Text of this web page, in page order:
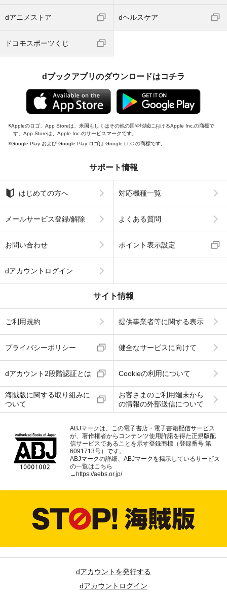
dアニメストア dヘルスケア
ドコモスポーツくじ
dブックアプリのダウンロードはコチラ
Appleのロゴ、App Storeは、米国もしくはその他の国や地域におけるApple Inc.の商標で
す。App Storeは、Apple Inc.のサービスマークです。
Google Play および Google Play ロゴは Google LLC の商標です。
サポート情報
はじめての方へ 対応機種一覧
メールサービス登録/解除 よくある質問
お問い合わせ ポイント表示設定
dアカウントログイン
サイト情報
ご利用規約 提供事業者等に関する表示
プライバシーポリシー 健全なサービスに向けて
dアカウント2段階認証とは Cookieの利用について
海賊版に関する取り組みに
ついて
お客さまのご利用端末から
の情報の外部送信について
ABJマークは、この電子書店・電子書籍配信サービス
が、著作権者からコンテンツ使用許諾を得た正規版配
信サービスであることを示す登録商標（登録番号 第
6091713号）です。
ABJマークの詳細、ABJマークを掲示しているサービス
の一覧はこちら
→ https://aebs.or.jp/
dアカウントを発行する
dアカウントログイン